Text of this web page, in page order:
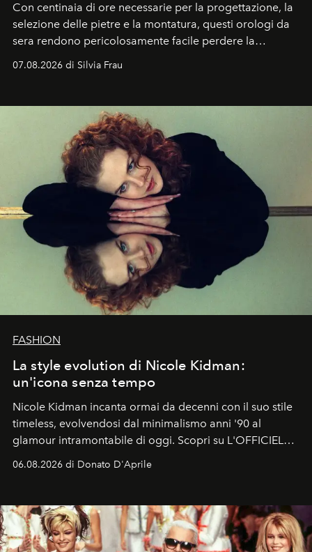
Con centinaia di ore necessarie per la progettazione, la
selezione delle pietre e la montatura, questi orologi da
sera rendono pericolosamente facile perdere la
cognizione del tempo. Ma con quadranti così
07.08.2026 di Silvia Frau
FASHION
La style evolution di Nicole Kidman:
un'icona senza tempo
Nicole Kidman incanta ormai da decenni con il suo stile
timeless, evolvendosi dal minimalismo anni '90 al
glamour intramontabile di oggi. Scopri su L'OFFICIEL
Italia la sua style evolution.
06.08.2026 di Donato D'Aprile